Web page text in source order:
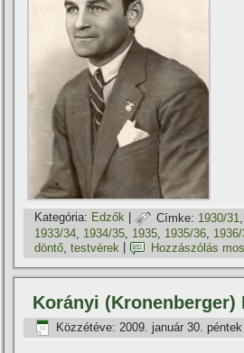
Kategória: Edzők | Címke: 1930/31
1933/34, 1934/35, 1935, 1935/36,
döntő ,testvérek Hozzászólás
Korányi (Kronenberger)
Közzétéve: 2009. január 30. péntek